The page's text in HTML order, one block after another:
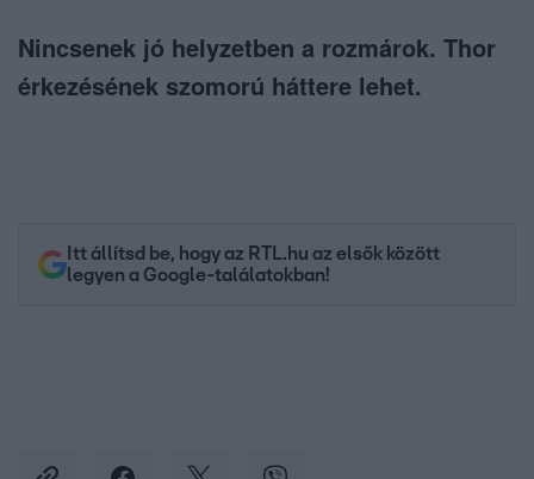
Nincsenek jó helyzetben a rozmárok. Thor
érkezésének szomorú háttere lehet.
Itt állítsd be, hogy az RTL.hu az elsők között
legyen a Google-találatokban!